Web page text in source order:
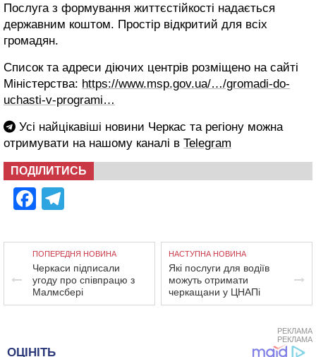
Послуга з формування життєстійкості надається
державним коштом. Простір відкритий для всіх
громадян.
Список та адреси діючих центрів розміщено на сайті
Міністерства: https://www.msp.gov.ua/…/gromadi-do-
uchasti-v-programi…
Усі найцікавіші новини Черкас та регіону можна
отримувати на нашому каналі в Telegram
ПОДІЛИТИСЬ
Facebook
ПОПЕРЕДНЯ НОВИНА
Черкаси підписали
угоду про співпрацю з
Малмсбері
НАСТУПНА НОВИНА
Які послуги для водіїв
можуть отримати
черкащани у ЦНАПі
РЕКЛАМА
РЕКЛАМА